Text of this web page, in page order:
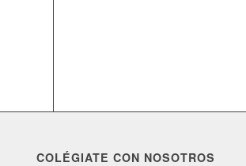
COLÉGIATE CON NOSOTROS